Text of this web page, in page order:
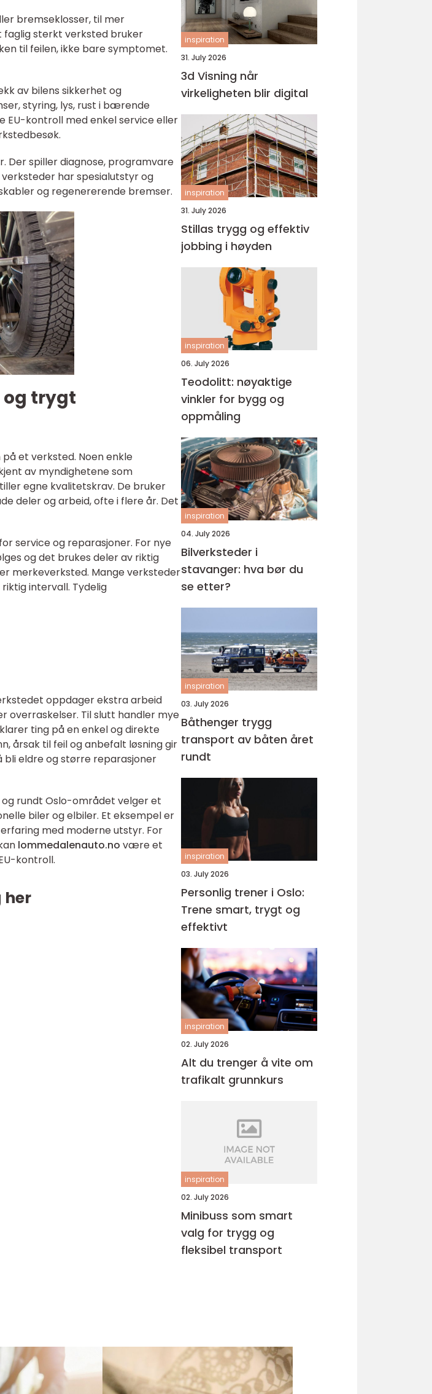
bremseklosser, til mer
faglig sterkt verksted bruker
til feilen, ikke bare symptomet.
av bilens sikkerhet og
styring, lys, rust i bærende
EU-kontroll med enkel service eller
Der spiller diagnose, programvare
har spesialutstyr og
og regenererende bremser.
og trygt
et verksted. Noen enkle
av myndighetene som
egne kvalitetskrav. De bruker
deler og arbeid, ofte i flere år. Det
service og reparasjoner. For nye
og det brukes deler av riktig
merkeverksted. Mange verksteder
intervall. Tydelig
oppdager ekstra arbeid
overraskelser. Til slutt handler mye
ting på en enkel og direkte
årsak til feil og anbefalt løsning gir
bli eldre og større reparasjoner
rundt Oslo-området velger et
biler og elbiler. Et eksempel er
med moderne utstyr. For
lommedalenauto.no være et
kontroll.
her
inspiration
31. July 2026
3d Visning når
virkeligheten blir digital
inspiration
31. July 2026
Stillas trygg og effektiv
jobbing i høyden
inspiration
06. July 2026
Teodolitt: nøyaktige
vinkler for bygg og
oppmåling
inspiration
04. July 2026
Bilverksteder i
stavanger: hva bør du
se etter?
inspiration
03. July 2026
Båthenger trygg
transport av båten året
rundt
inspiration
03. July 2026
Personlig trener i Oslo:
Trene smart, trygt og
effektivt
inspiration
02. July 2026
Alt du trenger å vite om
trafikalt grunnkurs
inspiration
02. July 2026
Minibuss som smart
valg for trygg og
fleksibel transport